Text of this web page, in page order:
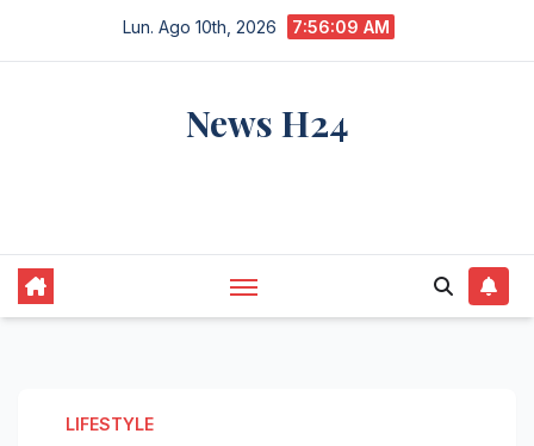
Lun. Ago 10th, 2026 7:56:10 AM
News H24
LIFESTYLE